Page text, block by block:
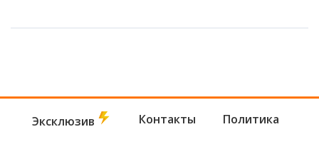
Эксклюзив Контакты Политика